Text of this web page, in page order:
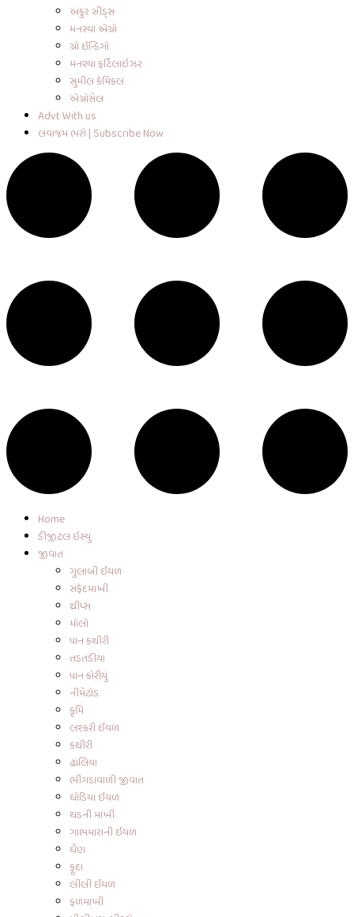
અંકુર સીડ્સ
મનસ્યા એગ્રો
ગ્રો ઈન્ડિગો
મનશ્યા ફર્ટિલાઇઝર
સુમીલ કેમિકલ
એગ્રોસેલ
Advt With us
લવાજમ ભરો | Subscribe Now
Home
ડીજીટલ ઇસ્યુ
જીવાત
ગુલાબી ઈયળ
સફેદમાખી
થ્રીપ્સ
મોલો
પાન કથીરી
તડતડીયા
પાન કોરીયું
નીમેટોડ
કૃમિ
લશ્કરી ઈયળ
કથીરી
ઢાંલિયા
ભીંગડાવાળી જીવાત
ઘોડિયા ઈયળ
થડની માખી
ગાભમારાની ઈયળ
ધૈણ
ફૂદા
લીલી ઈયળ
ફળમાખી